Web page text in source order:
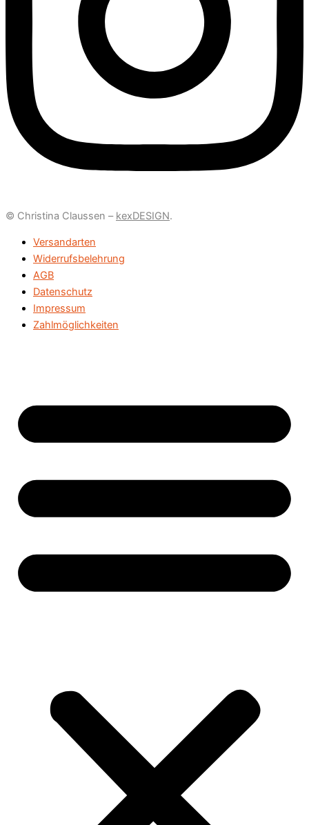
© Christina Claussen – kexDESIGN.
Versandarten
Widerrufsbelehrung
AGB
Datenschutz
Impressum
Zahlmöglichkeiten